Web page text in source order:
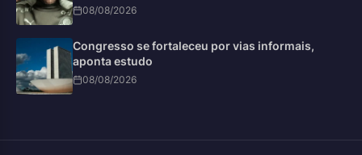
08/08/2026
Congresso se fortaleceu por vias informais,
aponta estudo
08/08/2026